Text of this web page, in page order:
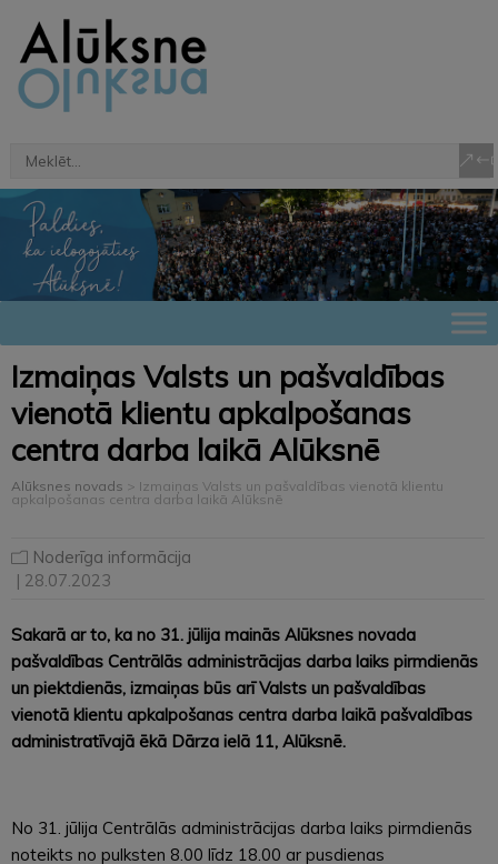
Izmaiņas Valsts un pašvaldības
vienotā klientu apkalpošanas
centra darba laikā Alūksnē
Alūksnes novads > Izmaiņas Valsts un pašvaldības vienotā klientu
apkalpošanas centra darba laikā Alūksnē
Noderīga informācija
| 28.07.2023
Sakarā ar to, ka no 31. jūlija mainās Alūksnes novada
pašvaldības Centrālās administrācijas darba laiks pirmdienās
un piektdienās, izmaiņas būs arī Valsts un pašvaldības
vienotā klientu apkalpošanas centra darba laikā pašvaldības
administratīvajā ēkā Dārza ielā 11, Alūksnē.
No 31. jūlija Centrālās administrācijas darba laiks pirmdienās
noteikts no pulksten 8.00 līdz 18.00 ar pusdienas